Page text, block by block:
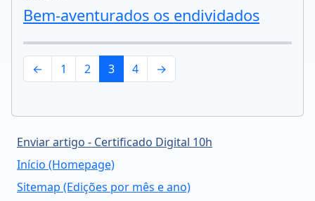
Bem-aventurados os endividados
← 1 2 3 4 →
Enviar artigo - Certificado Digital 10h
Início (Homepage)
Sitemap (Edições por mês e ano)